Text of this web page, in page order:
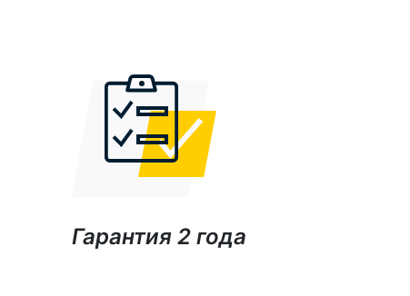
Гарантия 2 года